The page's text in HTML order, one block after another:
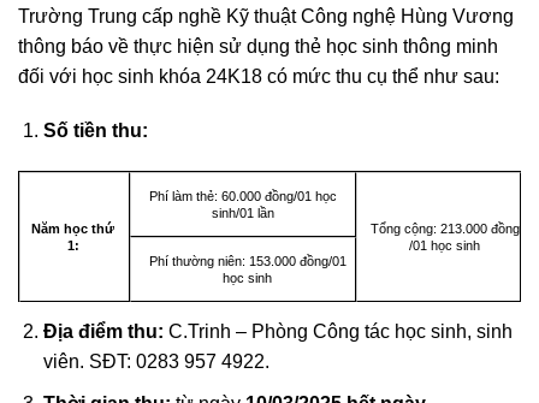
Trường Trung cấp nghề Kỹ thuật Công nghệ Hùng Vương
thông báo về thực hiện sử dụng thẻ học sinh thông minh
đối với học sinh khóa 24K18 có mức thu cụ thể như sau:
Số tiền thu:
Năm học thứ
1:
Phí làm thẻ: 60.000 đồng/01 học
sinh/01 lần
Tổng cộng: 213.000 đồng
/01 học sinh
Phí thường niên: 153.000 đồng/01
học sinh
Địa điểm thu: C.Trinh – Phòng Công tác học sinh, sinh
viên. SĐT: 0283 957 4922.